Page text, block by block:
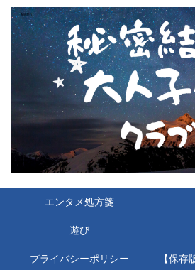
エンタメ処方箋
遊び
プライバシーポリシー